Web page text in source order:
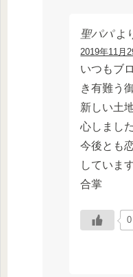
聖パパ よ
2019年11月
いつもブ
き有難う
新しい土
心しました
今後とも
しています
合掌
0